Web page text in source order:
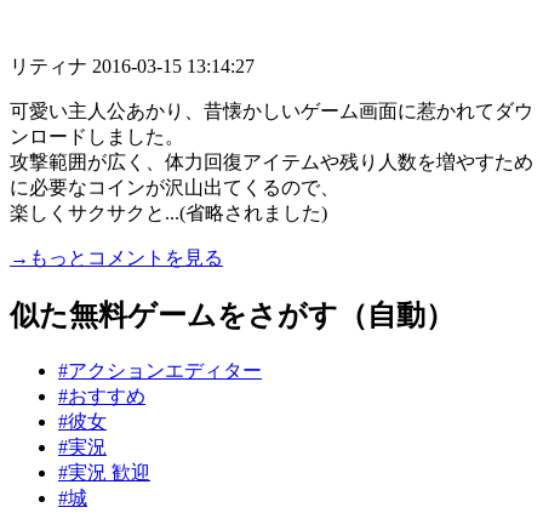
リティナ 2016-03-15 13:14:27
可愛い主人公あかり、昔懐かしいゲーム画面に惹かれてダウ
ンロードしました。
攻撃範囲が広く、体力回復アイテムや残り人数を増やすため
に必要なコインが沢山出てくるので、
楽しくサクサクと...(省略されました)
→もっとコメントを見る
似た無料ゲームをさがす（自動）
#アクションエディター
#おすすめ
#彼女
#実況
#実況 歓迎
#城